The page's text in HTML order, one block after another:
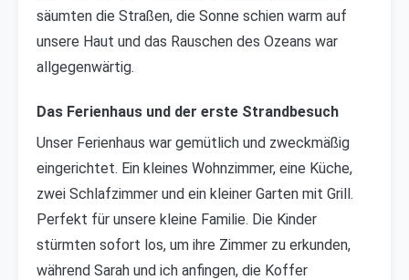
säumten die Straßen, die Sonne schien warm auf
unsere Haut und das Rauschen des Ozeans war
allgegenwärtig.
Das Ferienhaus und der erste Strandbesuch
Unser Ferienhaus war gemütlich und zweckmäßig
eingerichtet. Ein kleines Wohnzimmer, eine Küche,
zwei Schlafzimmer und ein kleiner Garten mit Grill.
Perfekt für unsere kleine Familie. Die Kinder
stürmten sofort los, um ihre Zimmer zu erkunden,
während Sarah und ich anfingen, die Koffer